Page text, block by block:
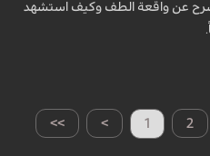
عن واقعة الطف وكيف استشهد
>> > 1 2